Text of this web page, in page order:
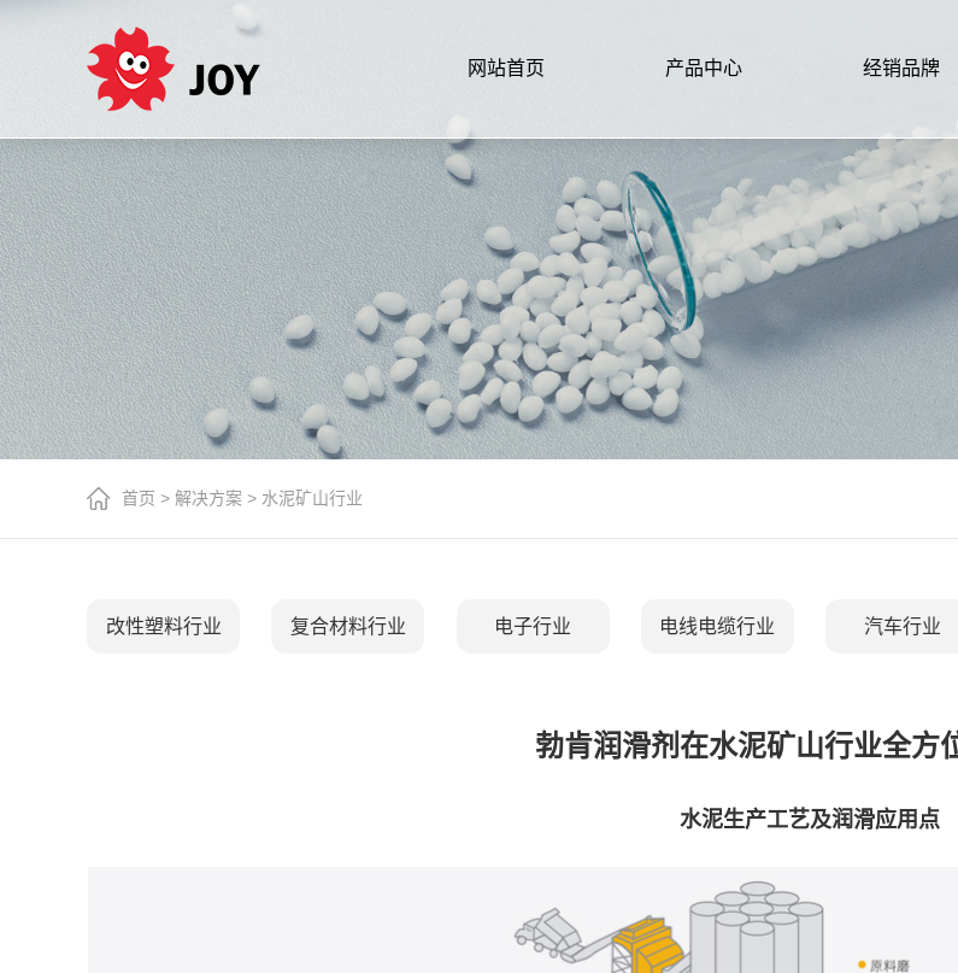
网站首页 产品中心 经销品牌
首页 > 解决方案 > 水泥矿山行业
改性塑料行业 复合材料行业 电子行业 电线电缆行业 汽车行业
勃肯润滑剂在水泥矿山行业全方
水泥生产工艺及润滑应用点